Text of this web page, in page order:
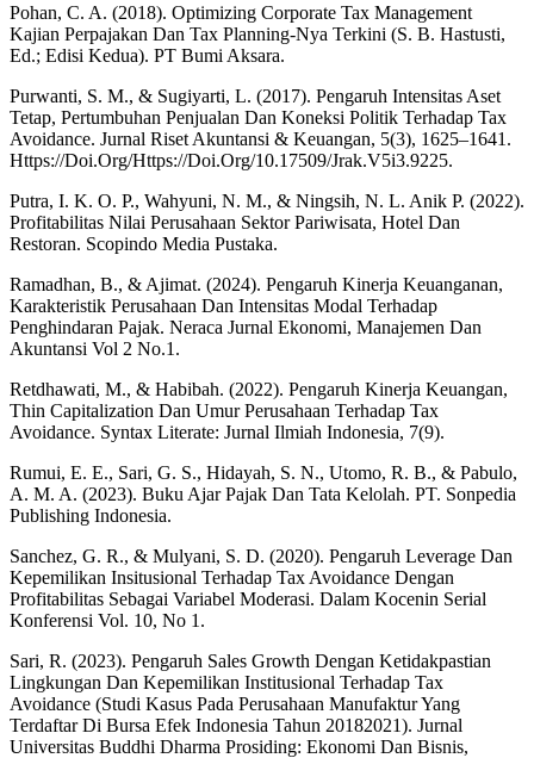
Pohan, C. A. (2018). Optimizing Corporate Tax Management
Kajian Perpajakan Dan Tax Planning-Nya Terkini (S. B. Hastusti,
Ed.; Edisi Kedua). PT Bumi Aksara.
Purwanti, S. M., & Sugiyarti, L. (2017). Pengaruh Intensitas Aset
Tetap, Pertumbuhan Penjualan Dan Koneksi Politik Terhadap Tax
Avoidance. Jurnal Riset Akuntansi & Keuangan, 5(3), 1625–1641.
Https://Doi.Org/Https://Doi.Org/10.17509/Jrak.V5i3.9225.
Putra, I. K. O. P., Wahyuni, N. M., & Ningsih, N. L. Anik P. (2022).
Profitabilitas Nilai Perusahaan Sektor Pariwisata, Hotel Dan
Restoran. Scopindo Media Pustaka.
Ramadhan, B., & Ajimat. (2024). Pengaruh Kinerja Keuanganan,
Karakteristik Perusahaan Dan Intensitas Modal Terhadap
Penghindaran Pajak. Neraca Jurnal Ekonomi, Manajemen Dan
Akuntansi Vol 2 No.1.
Retdhawati, M., & Habibah. (2022). Pengaruh Kinerja Keuangan,
Thin Capitalization Dan Umur Perusahaan Terhadap Tax
Avoidance. Syntax Literate: Jurnal Ilmiah Indonesia, 7(9).
Rumui, E. E., Sari, G. S., Hidayah, S. N., Utomo, R. B., & Pabulo,
A. M. A. (2023). Buku Ajar Pajak Dan Tata Kelolah. PT. Sonpedia
Publishing Indonesia.
Sanchez, G. R., & Mulyani, S. D. (2020). Pengaruh Leverage Dan
Kepemilikan Insitusional Terhadap Tax Avoidance Dengan
Profitabilitas Sebagai Variabel Moderasi. Dalam Kocenin Serial
Konferensi Vol. 10, No 1.
Sari, R. (2023). Pengaruh Sales Growth Dengan Ketidakpastian
Lingkungan Dan Kepemilikan Institusional Terhadap Tax
Avoidance (Studi Kasus Pada Perusahaan Manufaktur Yang
Terdaftar Di Bursa Efek Indonesia Tahun 20182021). Jurnal
Universitas Buddhi Dharma Prosiding: Ekonomi Dan Bisnis,